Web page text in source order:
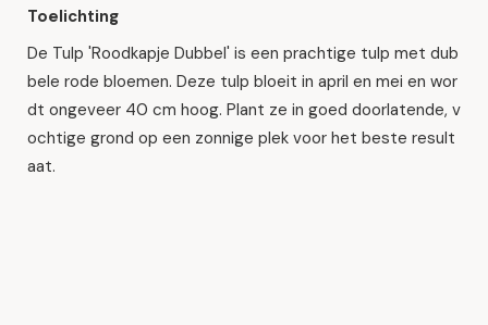
Toelichting
De Tulp 'Roodkapje Dubbel' is een prachtige tulp met dub
bele rode bloemen. Deze tulp bloeit in april en mei en wor
dt ongeveer 40 cm hoog. Plant ze in goed doorlatende, v
ochtige grond op een zonnige plek voor het beste result
aat.